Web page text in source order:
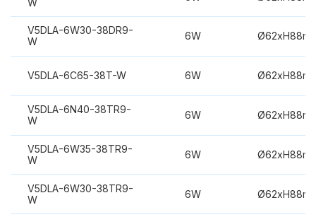
V5DLA-6W30-38DR9-
W
6W
V5DLA-6C65-38T-W 6W
V5DLA-6N40-38TR9-
W
6W
V5DLA-6W35-38TR9-
W
6W
V5DLA-6W30-38TR9-
W
6W